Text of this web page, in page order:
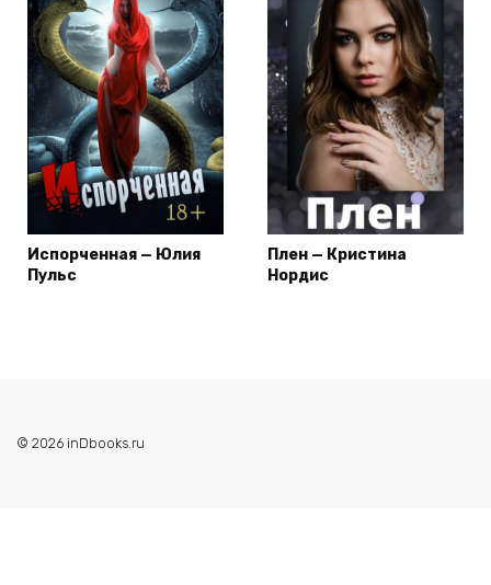
Испорченная — Юлия
Пульс
Плен — Кристина
Нордис
© 2026 inDbooks.ru